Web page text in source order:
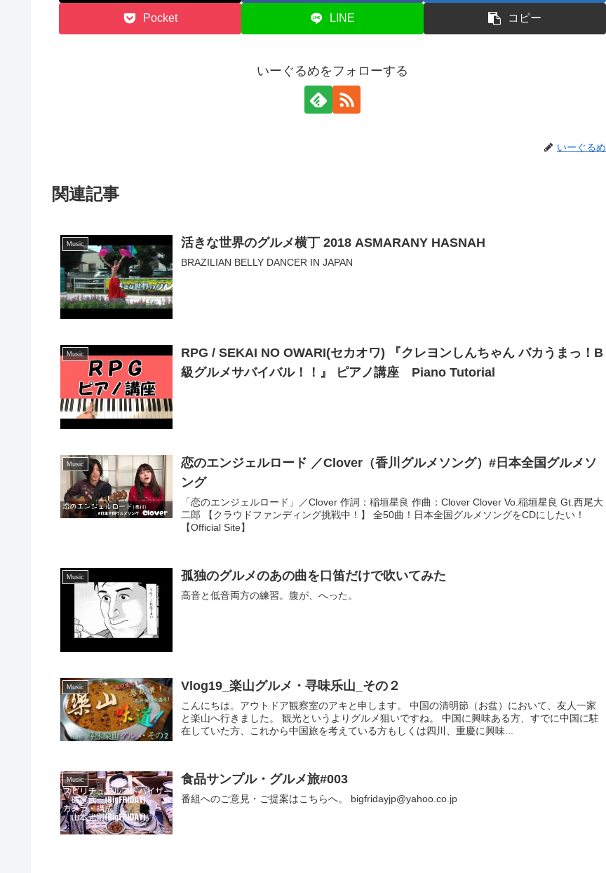
Pocket LINE コピー
いーぐるめをフォローする
いーぐるめ
関連記事
Music 活きな世界のグルメ横丁 2018 ASMARANY HASNAH
BRAZILIAN BELLY DANCER IN JAPAN
Music
RPG / SEKAI NO OWARI(セカオワ) 『クレヨンしんちゃん バカうまっ！B
級グルメサバイバル！！』 ピアノ講座 Piano Tutorial
Music
恋のエンジェルロード ／Clover（香川グルメソング）#日本全国グルメソ
ング
「恋のエンジェルロード」／Clover 作詞：稲垣星良 作曲：Clover Clover Vo.稲垣星良 Gt.西尾大
二郎 【クラウドファンディング挑戦中！】 全50曲！日本全国グルメソングをCDにしたい！
【Official Site】
Music 孤独のグルメのあの曲を口笛だけで吹いてみた
高音と低音両方の練習。腹が、へった。
Music Vlog19_楽山グルメ・寻味乐山_その２
こんにちは。アウトドア観察室のアキと申します。 中国の清明節（お盆）において、友人一家
と楽山へ行きました。 観光というよりグルメ狙いですね。 中国に興味ある方、すでに中国に駐
在していた方、これから中国旅を考えている方もしくは四川、重慶に興味...
Music 食品サンプル・グルメ旅#003
番組へのご意見・ご提案はこちらへ。 bigfridayjp@yahoo.co.jp